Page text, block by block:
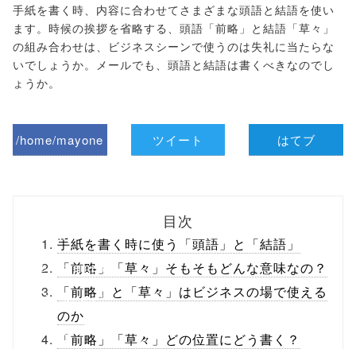
手紙を書く時、内容に合わせてさまざまな頭語と結語を使い
ます。時候の挨拶を省略する、頭語「前略」と結語「草々」
の組み合わせは、ビジネスシーンで使うのは失礼に当たらな
いでしょうか。メールでも、頭語と結語は書くべきなのでし
ょうか。
/home/mayone
ml/wp-
content/themes
/tapbiz_theme/
parts/sns-
ツイート はてブ
目次
手紙を書く時に使う「頭語」と「結語」
「前略」「草々」そもそもどんな意味なの？
「前略」と「草々」はビジネスの場で使える
のか
「前略」「草々」どの位置にどう書く？